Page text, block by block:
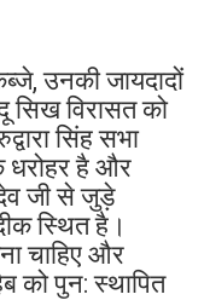
उनकी जायदादों
सिख विरासत को
सिंह सभा
धरोहर है और
जी से जुड़े
स्थित है।
चाहिए और
को पुन: स्थापित